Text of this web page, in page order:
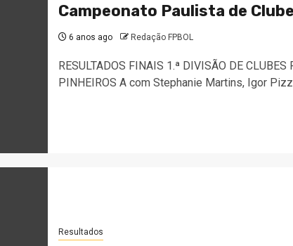
Campeonato Paulista de
6 anos ago Redação FPBOL
RESULTADOS FINAIS 1.ª DIVISÃO DE
PINHEIROS A com Stephanie Martins, Igor
Resultados